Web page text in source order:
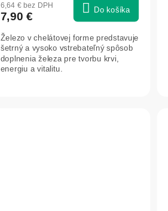
6,64 € bez DPH
7,90 €
Do košíka
Železo v chelátovej forme predstavuje
šetrný a vysoko vstrebateľný spôsob
doplnenia železa pre tvorbu krvi,
energiu a vitalitu.